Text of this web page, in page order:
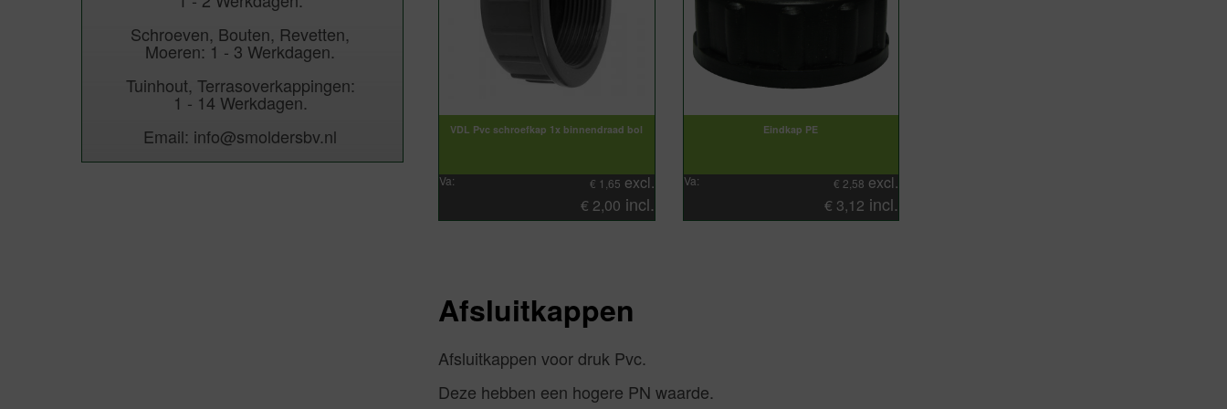
Schroeven, Bouten, Revetten,
Moeren: 1 - 3 Werkdagen.
Tuinhout, Terrasoverkappingen:
1 - 14 Werkdagen.
Email: info@smoldersbv.nl
VDL Pvc schroefkap 1x binnendraad bol
Va: € 1,65 excl.
€ 2,00 incl.
Eindkap PE
Va: € 2,58 excl.
€ 3,12 incl.
Afsluitkappen
Afsluitkappen voor druk Pvc.
Deze hebben een hogere PN waarde.